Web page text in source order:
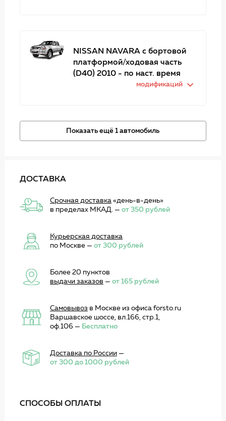
NISSAN NAVARA c бортовой
платформой/ходовая часть
(D40) 2010 - по наст. время
модификаций
Показать ещё 1 автомобиль
ДОСТАВКА
Срочная доставка«день-в-день»
в пределах МКАД. — от 350 рублей
Курьерская доставка
по Москве — от 300 рублей
Более 20 пунктов
выдачи заказов — от 165 рублей
Самовывоз в Москве из офиса forsto.ru
Варшавское шоссе, вл.166, стр.1,
оф.106 — Бесплатно
Доставка по России—
от 300 до 1000 рублей
СПОСОБЫ ОПЛАТЫ